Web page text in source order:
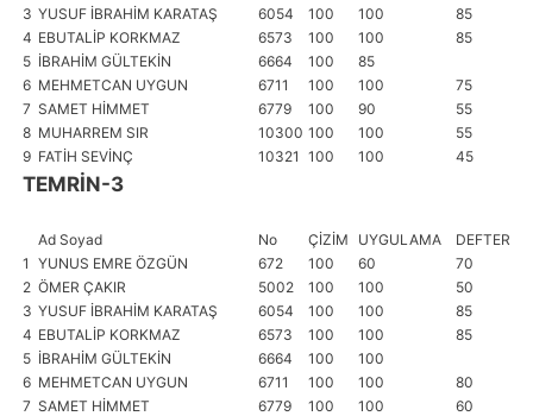
3 YUSUF İBRAHİM KARATAŞ 6054 100 100 85
4 EBUTALİP KORKMAZ 6573 100 100 85
5 İBRAHİM GÜLTEKİN 6664 100 85
6 MEHMETCAN UYGUN 6711 100 100 75
7 SAMET HİMMET 6779 100 90 55
8 MUHARREM SIR 10300 100 100 55
9 FATİH SEVİNÇ 10321 100 100 45
TEMRİN-3
Ad Soyad No ÇİZİM UYGULAMA DEFTER
1
YUNUS EMRE ÖZGÜN 672 100 60 70
2 ÖMER ÇAKIR 5002 100 100 50
3 YUSUF İBRAHİM KARATAŞ 6054 100 100 85
4 EBUTALİP KORKMAZ 6573 100 100 85
5 İBRAHİM GÜLTEKİN 6664 100 100
6 MEHMETCAN UYGUN 6711 100 100 80
7 SAMET HİMMET 6779 100 100 60